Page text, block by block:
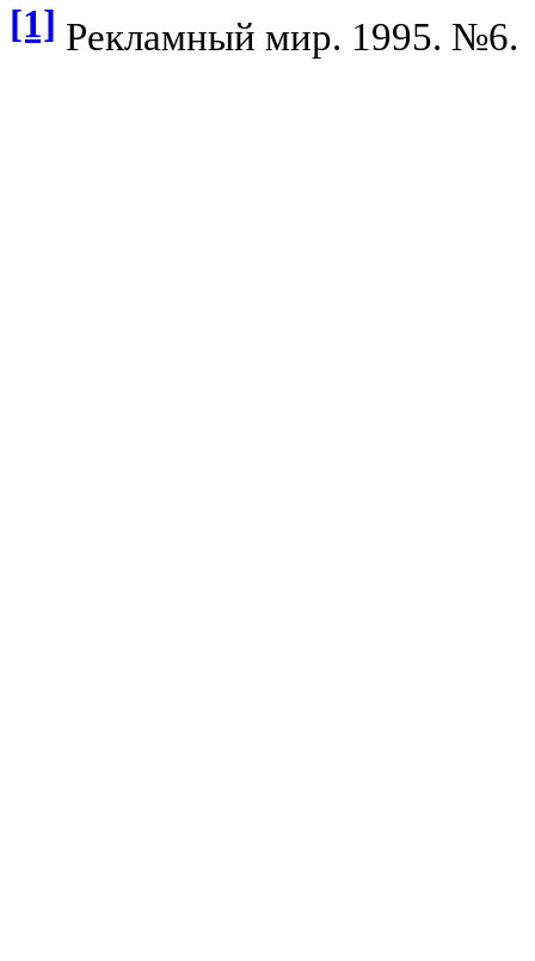
[1] Рекламный мир. 1995. №6.